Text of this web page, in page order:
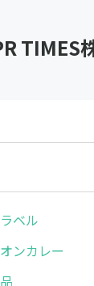
TIMES
ベル
ンカレー